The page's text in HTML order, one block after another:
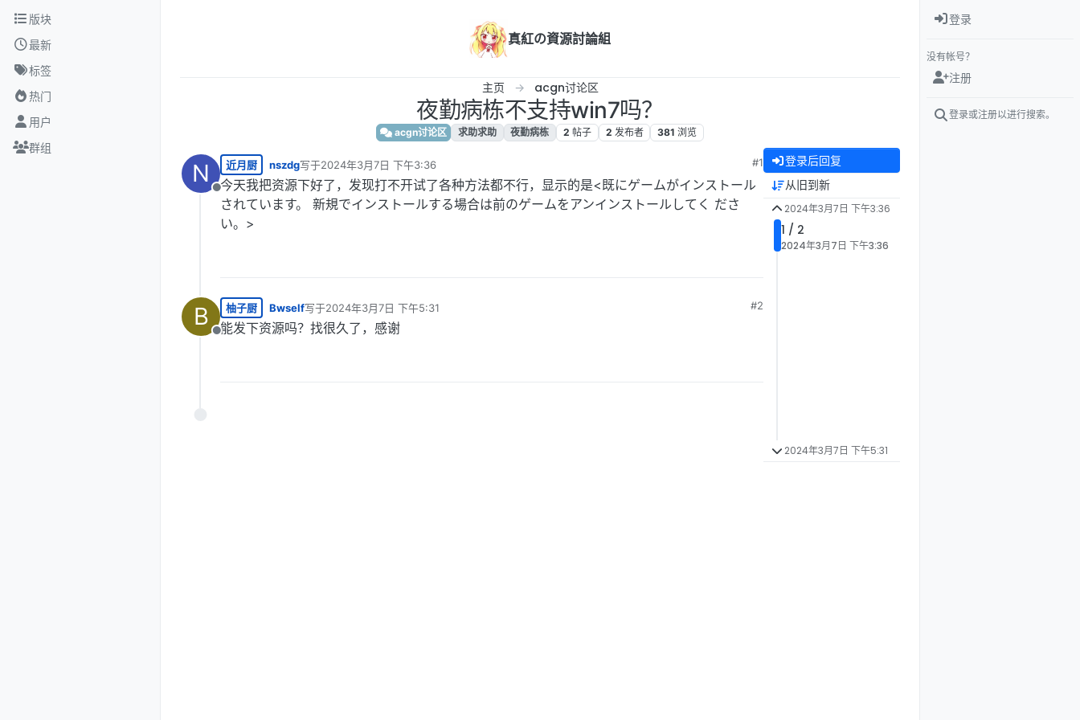
跳转至内容
版块
最新
标签
热门
用户
群组
真紅の資源討論組
主页 acgn讨论区
夜勤病栋不支持win7吗？
acgn讨论区 求助求助 夜勤病栋 2 帖子 2 发布者 381 浏览
N
离线
近月厨 nszdg写于2024年3月7日 下午3:36
最后由 编辑
#1
今天我把资源下好了，发现打不开试了各种方法都不行，显示的是<既にゲームがインストール
されています。 新規でインストールする場合は前のゲームをアンインストールしてく ださ
い。>
B
离线
柚子厨 Bwself写于2024年3月7日 下午5:31
最后由 编辑
#2
能发下资源吗？找很久了，感谢
登录后回复
从旧到新
2024年3月7日 下午3:36
1 / 2
2024年3月7日 下午3:36
2024年3月7日 下午5:31
登录
没有帐号？
注册
登录或注册以进行搜索。